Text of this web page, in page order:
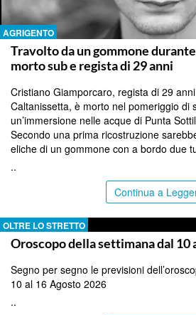
AGRIGENTO
Travolto da un gommone
morto sub e regista di 29 anni
Cristiano Giamporcaro, regista di 29
Caltanissetta, è morto nel pomeriggio di
un’immersione nelle acque di Punta
Secondo una prima ricostruzione
eliche di un gommone con a bordo due
..
Continua a
OLTRE LO STRETTO
Oroscopo della settimana dal 10
Segno per segno le previsioni
10 al 16 Agosto 2026
..